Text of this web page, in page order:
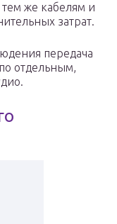
тем же кабелям и
затрат.
передача
отдельным,